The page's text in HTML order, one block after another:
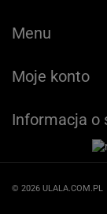
Menu
Moje konto
Informacja o
© 2026 ULALA.COM.PL